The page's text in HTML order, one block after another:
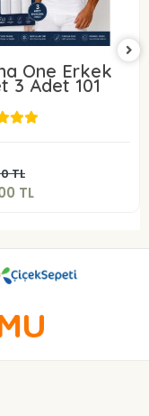
One Erkek
3 Adet 101
TL
TL
450,00 TL